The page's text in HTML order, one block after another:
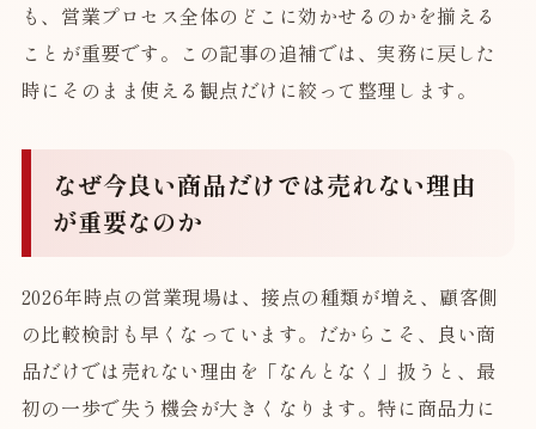
も、営業プロセス全体のどこに効かせるのかを揃える
ことが重要です。この記事の追補では、実務に戻した
時にそのまま使える観点だけに絞って整理します。
なぜ今良い商品だけでは売れない理由
が重要なのか
2026年時点の営業現場は、接点の種類が増え、顧客側
の比較検討も早くなっています。だからこそ、良い商
品だけでは売れない理由を「なんとなく」扱うと、最
初の一歩で失う機会が大きくなります。特に商品力に